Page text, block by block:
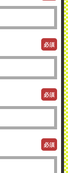
必須
必須
必須